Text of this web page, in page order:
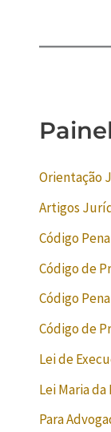
Orientação
Artigos
Código
Código de
Código
Código de
Lei de
Lei Maria
Para